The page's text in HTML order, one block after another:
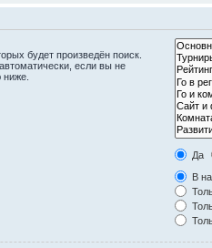
будет произведён поиск.
если вы не
Да
В